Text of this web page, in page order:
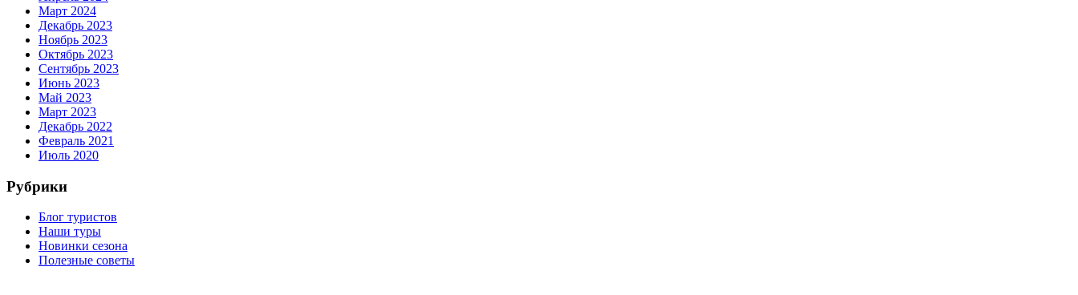
Март 2024
Декабрь 2023
Ноябрь 2023
Октябрь 2023
Сентябрь 2023
Июнь 2023
Май 2023
Март 2023
Декабрь 2022
Февраль 2021
Июль 2020
Рубрики
Блог туристов
Наши туры
Новинки сезона
Полезные советы